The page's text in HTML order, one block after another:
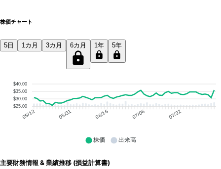
株価チャート
5日 1カ月 3カ月 6カ月 1年 5年
$40.00
$35.00
$30.00
$25.00
05/12 05/31 06/16 07/06 07/22
株価 出来高
主要財務情報 & 業績推移 (損益計算書)